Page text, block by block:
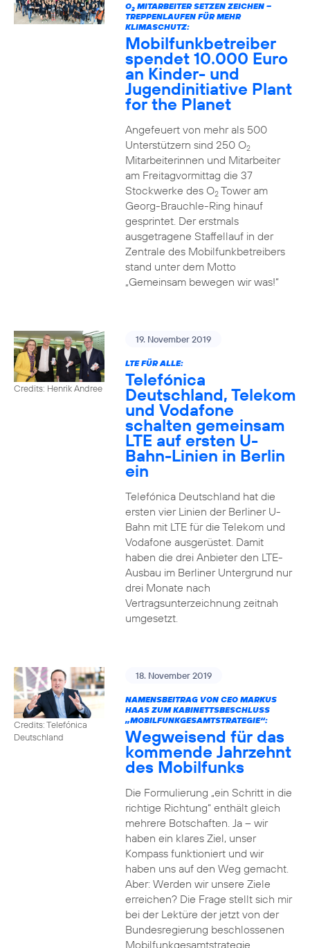
O2MITARBEITER SETZEN ZEICHEN –
TREPPENLAUFEN FÜR MEHR
KLIMASCHUTZ:
Mobilfunkbetreiber
spendet 10.000 Euro
an Kinder- und
Jugendinitiative Plant
for the Planet
Angefeuert von mehr als 500
Unterstützern sind 250 O2
Mitarbeiterinnen und Mitarbeiter
am Freitagvormittag die 37
Stockwerke des O2Tower am
Georg-Brauchle-Ring hinauf
gesprintet. Der erstmals
ausgetragene Staffellauf in der
Zentrale des Mobilfunkbetreibers
stand unter dem Motto
„Gemeinsam bewegen wir was!“
Credits: Henrik Andree
19. November 2019
LTE FÜR ALLE:
Telefónica
Deutschland, Telekom
und Vodafone
schalten gemeinsam
LTE auf ersten U-
Bahn-Linien in Berlin
ein
Telefónica Deutschland hat die
ersten vier Linien der Berliner U-
Bahn mit LTE für die Telekom und
Vodafone ausgerüstet. Damit
haben die drei Anbieter den LTE-
Ausbau im Berliner Untergrund nur
drei Monate nach
Vertragsunterzeichnung zeitnah
umgesetzt.
Credits: Telefónica
Deutschland
18. November 2019
NAMENSBEITRAG VON CEO MARKUS
HAAS ZUM KABINETTSBESCHLUSS
„MOBILFUNKGESAMTSTRATEGIE“:
Wegweisend für das
kommende Jahrzehnt
des Mobilfunks
Die Formulierung „ein Schritt in die
richtige Richtung“ enthält gleich
mehrere Botschaften. Ja – wir
haben ein klares Ziel, unser
Kompass funktioniert und wir
haben uns auf den Weg gemacht.
Aber: Werden wir unsere Ziele
erreichen? Die Frage stellt sich mir
bei der Lektüre der jetzt von der
Bundesregierung beschlossenen
Mobilfunkgesamtstrategie.